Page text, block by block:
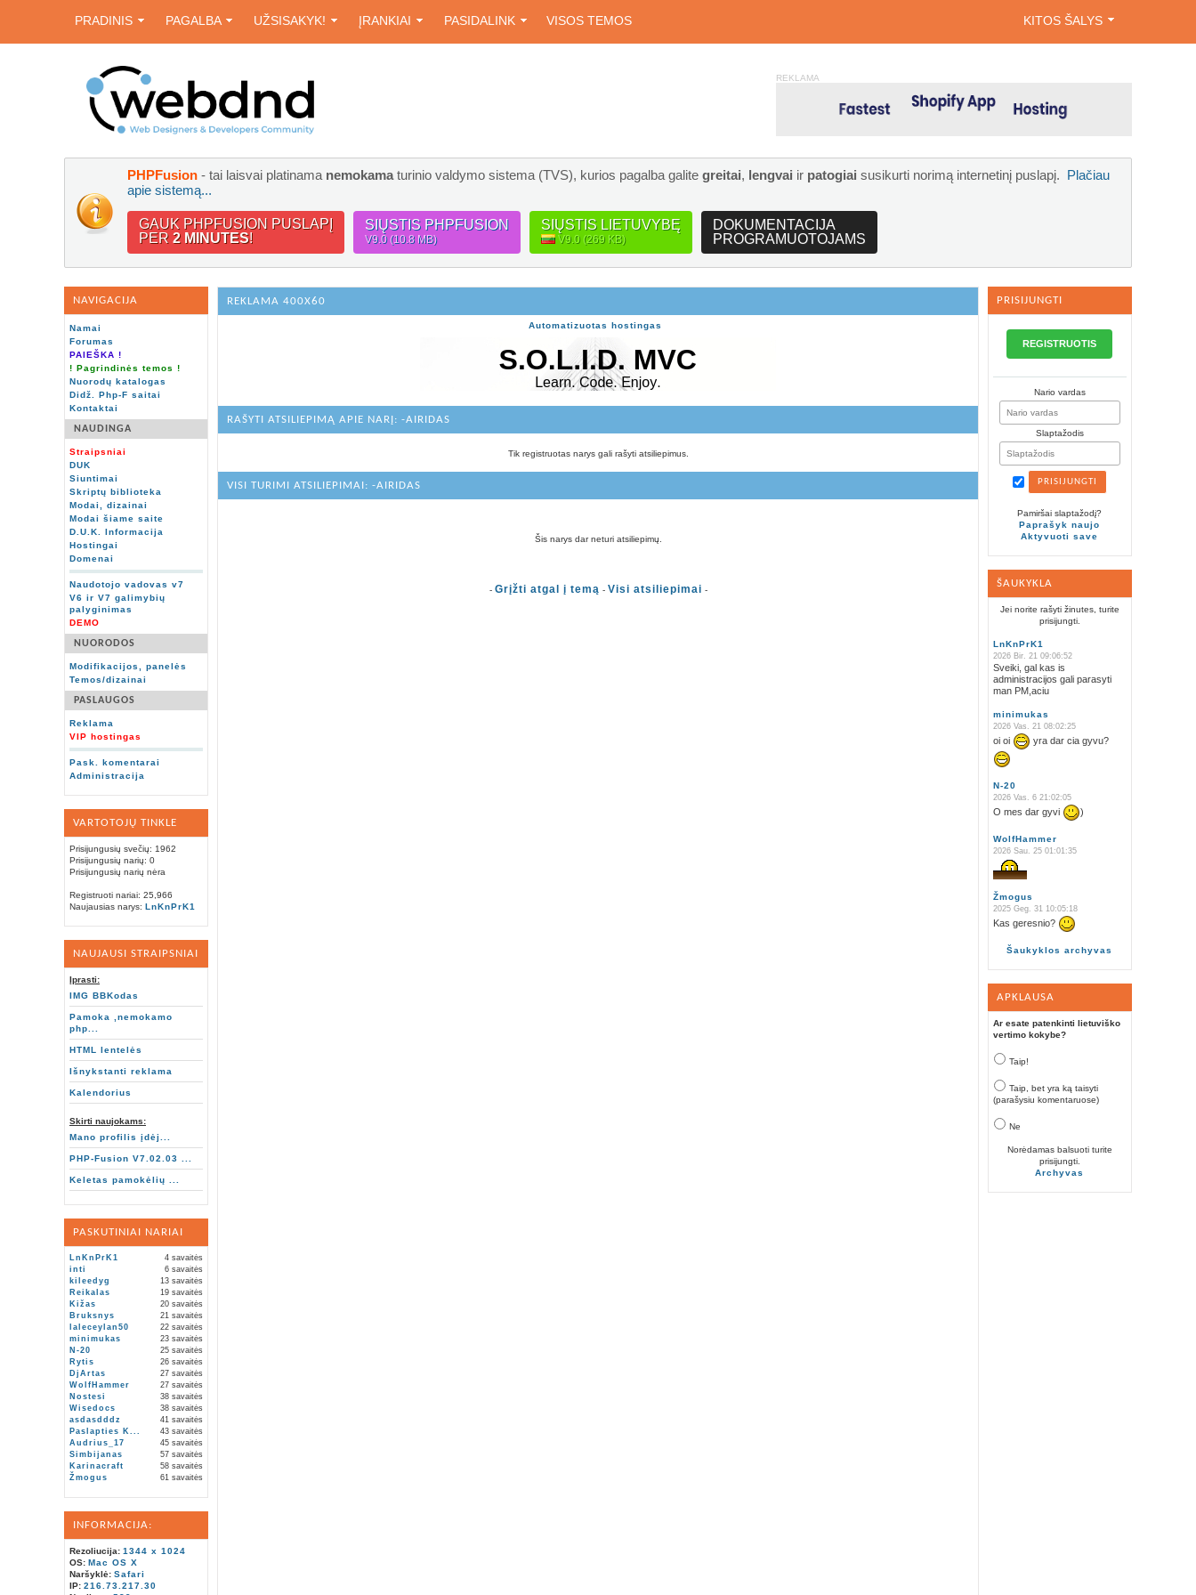
PRADINIS PAGALBA UŽSISAKYK! ĮRANKIAI PASIDALINK VISOS TEMOS KITOS ŠALYS
REKLAMA
PHPFusion - tai laisvai platinama nemokama turinio valdymo sistema (TVS), kurios pagalba galite greitai, lengvai ir patogiai susikurti norimą internetinį puslapį. Plačiau
apie sistemą...
GAUK PHPFUSION PUSLAPĮ
PER 2 MINUTES!
SIŲSTIS PHPFUSION
V9.0 (10.8 MB)
SIŲSTIS LIETUVYBĘ
V9.0 (269 KB)
DOKUMENTACIJA
PROGRAMUOTOJAMS
NAVIGACIJA
Namai
Forumas
PAIEŠKA !
! Pagrindinės temos !
Nuorodų katalogas
Didž. Php-F saitai
Kontaktai
NAUDINGA
Straipsniai
DUK
Siuntimai
Skriptų biblioteka
Modai, dizainai
Modai šiame saite
D.U.K. Informacija
Hostingai
Domenai
Naudotojo vadovas v7
V6 ir V7 galimybių
palyginimas
DEMO
NUORODOS
Modifikacijos, panelės
Temos/dizainai
PASLAUGOS
Reklama
VIP hostingas
Pask. komentarai
Administracija
VARTOTOJŲ TINKLE
Prisijungusių svečių: 1962
Prisijungusių narių: 0
Prisijungusių narių nėra
Registruoti nariai: 25,966
Naujausias narys: LnKnPrK1
NAUJAUSI STRAIPSNIAI
Įprasti:
IMG BBKodas
Pamoka ,nemokamo
php...
HTML lentelės
Išnykstanti reklama
Kalendorius
Skirti naujokams:
Mano profilis įdėj...
PHP-Fusion V7.02.03 ...
Keletas pamokėlių ...
PASKUTINIAI NARIAI
LnKnPrK1
4 savaitės
inti
6 savaitės
kileedyg
13 savaitės
Reikalas
19 savaitės
Kižas
20 savaitės
Bruksnys
21 savaitės
laleceylan50
22 savaitės
minimukas
23 savaitės
N-20
25 savaitės
Rytis
26 savaitės
DjArtas
27 savaitės
WolfHammer
27 savaitės
Nostesi
38 savaitės
Wisedocs
38 savaitės
asdasdddz
41 savaitės
Paslapties K...
43 savaitės
Audrius_17
45 savaitės
Simbijanas
57 savaitės
Karinacraft
58 savaitės
Žmogus
61 savaitės
INFORMACIJA:
Rezoliucija: 1344 x 1024
OS: Mac OS X
Naršyklė: Safari
IP: 216.73.217.30
PRISIJUNGTI
REGISTRUOTIS
Nario vardas
Slaptažodis
Pamiršai slaptažodį?
Paprašyk naujo
Aktyvuoti save
ŠAUKYKLA
Jei norite rašyti žinutes, turite
prisijungti.
LnKnPrK1
2026 Bir. 21 09:06:52
Sveiki, gal kas is
administracijos gali parasyti
man PM,aciu
minimukas
2026 Vas. 21 08:02:25
oi oi yra dar cia gyvu?
N-20
2026 Vas. 6 21:02:05
O mes dar gyvi )
WolfHammer
2026 Sau. 25 01:01:35
Žmogus
2025 Geg. 31 10:05:18
Kas geresnio?
Šaukyklos archyvas
APKLAUSA
Ar esate patenkinti lietuviško
vertimo kokybe?
Taip!
Taip, bet yra ką taisyti
(parašysiu komentaruose)
Ne
Norėdamas balsuoti turite
prisijungti.
Archyvas
REKLAMA 400X60
Automatizuotas hostingas
RAŠYTI ATSILIEPIMĄ APIE NARĮ: -AIRIDAS
Tik registruotas narys gali rašyti atsiliepimus.
VISI TURIMI ATSILIEPIMAI: -AIRIDAS
Šis narys dar neturi atsiliepimų.
- Grįžti atgal į temą - Visi atsiliepimai -